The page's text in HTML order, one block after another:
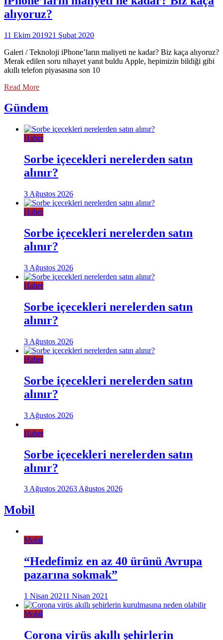
alıyoruz?
11 Ekim 201921 Şubat 2020
Galeri / Teknoloji iPhone’ların maliyeti ne kadar? Biz kaça alıyoruz?
Merak edilen soru nihayet yanıt buldu Apple, hepimizin bildiği gibi
akıllı telefon piyasasına son 10
Read More
Gündem
Haber
Sorbe içecekleri nerelerden satın
alınır?
3 Ağustos 2026
Haber
Sorbe içecekleri nerelerden satın
alınır?
3 Ağustos 2026
Haber
Sorbe içecekleri nerelerden satın
alınır?
3 Ağustos 2026
Haber
Sorbe içecekleri nerelerden satın
alınır?
3 Ağustos 2026
Haber
Sorbe içecekleri nerelerden satın
alınır?
3 Ağustos 20263 Ağustos 2026
Mobil
Mobil
“Hedefimiz en az 40 ürünü Avrupa
pazarına sokmak”
1 Nisan 20211 Nisan 2021
Mobil
Corona virüs akıllı şehirlerin